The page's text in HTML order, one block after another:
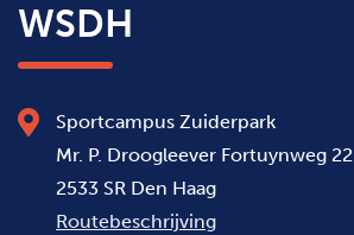
WSDH
Sportcampus Zuiderpark
Mr. P. Droogleever Fortuynweg 22
2533 SR Den Haag
Routebeschrijving